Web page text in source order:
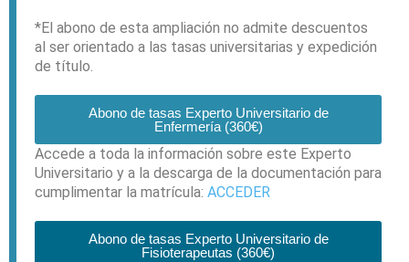
*El abono de esta ampliación no admite descuentos
al ser orientado a las tasas universitarias y expedición
de título.
Abono de tasas Experto Universitario de
Enfermería (360€)
Accede a toda la información sobre este Experto
Universitario y a la descarga de la documentación para
cumplimentar la matrícula: ACCEDER
Abono de tasas Experto Universitario de
Fisioterapeutas (360€)